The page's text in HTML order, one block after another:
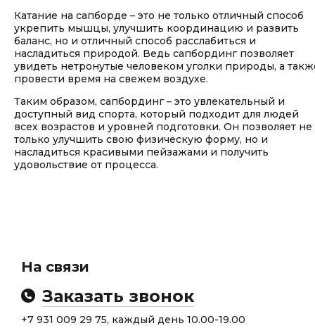
Катание на сапборде – это не только отличный способ
укрепить мышцы, улучшить координацию и развить
баланс, но и отличный способ расслабиться и
насладиться природой. Ведь сапбординг позволяет
увидеть нетронутые человеком уголки природы, а
провести время на свежем воздухе.
Таким образом, сапбординг – это увлекательный и
доступный вид спорта, который подходит для людей
всех возрастов и уровней подготовки. Он позволяет не
только улучшить свою физическую форму, но и
насладиться красивыми пейзажами и получить
удовольствие от процесса.
На связи
Заказать звонок
+7 931 009 29 75, каждый день 10.00-19.00